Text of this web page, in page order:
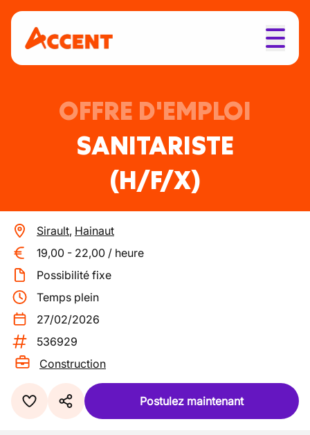
OFFRE D'EMPLOI
SANITARISTE
(H/F/X)
Sirault, Hainaut
19,00 - 22,00 / heure
Possibilité fixe
Temps plein
27/02/2026
536929
Construction
Postulez maintenant